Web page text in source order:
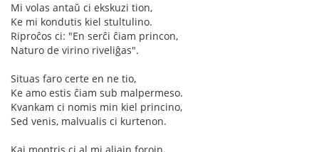
Mi volas antaŭ ci ekskuzi tion,
Ke mi kondutis kiel stultulino.
Riproĉos ci: "En serĉi ĉiam princon,
Naturo de virino riveliĝas".
Situas faro certe en ne tio,
Ke amo estis ĉiam sub malpermeso.
Kvankam ci nomis min kiel princino,
Sed venis, malvualis ci kurtenon.